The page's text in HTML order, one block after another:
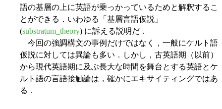
語の基層の上に英語が乗っかっているためと解釈するこ
とができる．いわゆる「基層言語仮説」
(substratum_theory) に訴える説明だ．
今回の強調構文の事例だけではなく，一般にケルト語
仮説に対しては異論も多い．しかし，古英語期（以前）
から現代英語期に及ぶ長大な時間を舞台とする英語とケ
ルト語の言語接触論は，確かにエキサイティングではあ
る．